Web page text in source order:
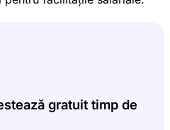
gratuit timp de